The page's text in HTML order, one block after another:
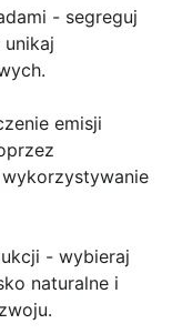
- segreguj
emisji
- wybieraj
naturalne i